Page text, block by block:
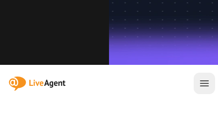
:site.title